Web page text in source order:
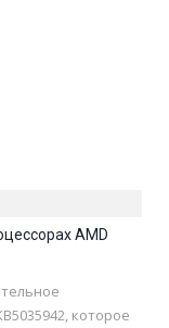
AMD
которое